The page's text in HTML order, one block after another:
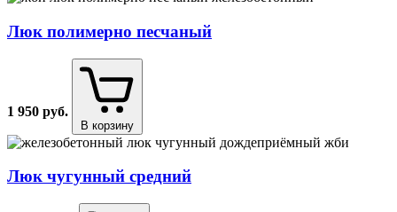
Люк полимерно песчаный
1 950 руб.
В корзину
Люк чугунный средний